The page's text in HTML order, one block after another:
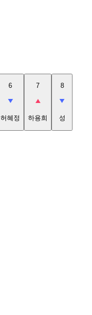
6
허혜정
7
하용희
8
성